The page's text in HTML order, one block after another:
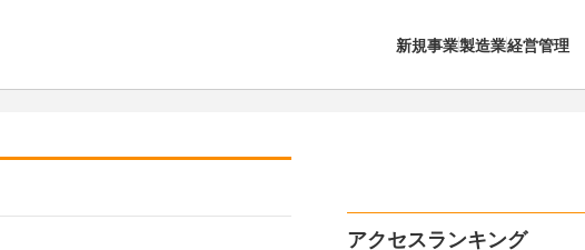
新規事業製造業経営管理
アクセスランキング